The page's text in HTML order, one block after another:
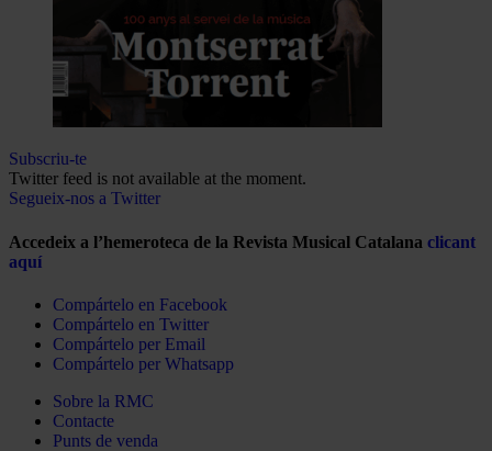
Subscriu-te
Twitter feed is not available at the moment.
Segueix-nos a Twitter
Accedeix a l’hemeroteca de la Revista Musical Catalana clicant
aquí
Compártelo en Facebook
Compártelo en Twitter
Compártelo per Email
Compártelo per Whatsapp
Sobre la RMC
Contacte
Punts de venda